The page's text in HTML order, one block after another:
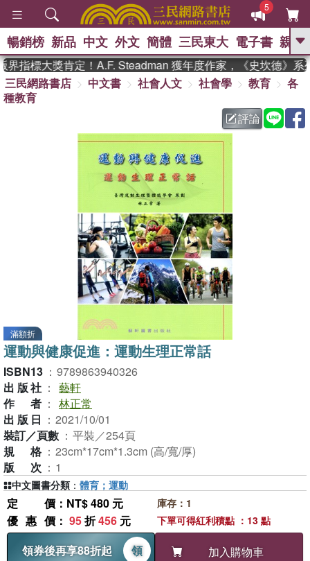
5
GO
熱搜： 東野圭吾 、 高希均教授回憶錄
暑期推薦 、 國際布克
方念華 、 台灣的李
登輝時代 、 數學女孩：黎曼猜想
偉大的迷走神經
暢銷榜 新品 中文 外文 簡體 三民東大 電子書 親子
指標大獎肯定！A.F. Steadman 獲年度作家，《史坎德》系列
三民網路書店
中文書 社會人文 社會學 教育
各
種教育
評論
滿額折
運動與健康促進：運動生理正常話
ISBN13 ： 9789863940326
出版社 ： 藝軒
作者 ： 林正常
出版日 ： 2021/10/01
裝訂／頁數 ： 平裝／254頁
規格 ： 23cm*17cm*1.3cm (高/寬/厚)
版次 ： 1
定價 ：NT$ 480 元
優惠價 ： 95折456 元
領券後再享88折起
領 加入購物車
庫存：1
下單可得紅利積點 ：13 點
中文圖書分類 ： 體育；運動